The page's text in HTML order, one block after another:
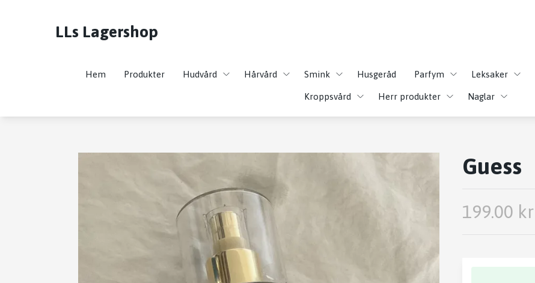
LLs Lagershop
Hem Produkter Hudvård Hårvård Smink Husgeråd Parfym Leksaker
Kroppsvård Herr produkter Naglar
Guess
199.00 kr